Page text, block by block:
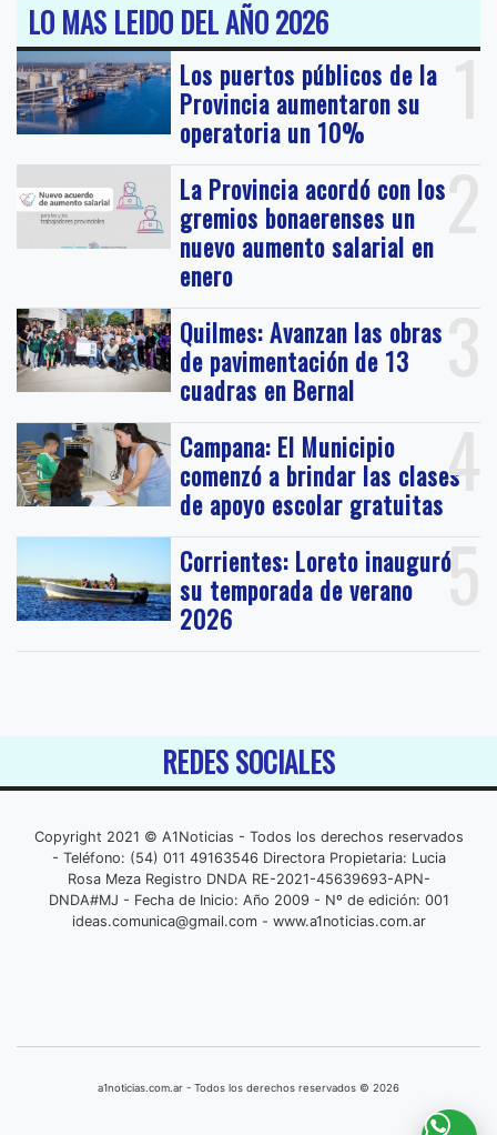
LO MAS LEIDO DEL AÑO 2026
1
Los puertos públicos de la
Provincia aumentaron su
operatoria un 10%
2
La Provincia acordó con los
gremios bonaerenses un
nuevo aumento salarial en
enero
3
Quilmes: Avanzan las obras
de pavimentación de 13
cuadras en Bernal
4
Campana: El Municipio
comenzó a brindar las clases
de apoyo escolar gratuitas
5
Corrientes: Loreto inauguró
su temporada de verano
2026
REDES SOCIALES
Copyright 2021 © A1Noticias - Todos los derechos reservados
- Teléfono: (54) 011 49163546 Directora Propietaria: Lucia
Rosa Meza Registro DNDA RE-2021-45639693-APN-
DNDA#MJ - Fecha de Inicio: Año 2009 - Nº de edición: 001
ideas.comunica@gmail.com- www.a1noticias.com.ar
a1noticias.com.ar - Todos los derechos reservados © 2026